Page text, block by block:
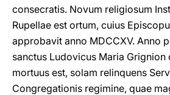
consecratis. Novum religiosum
Rupellae est ortum, cuius
approbavit anno MDCCXV. Anno
sanctus Ludovicus Maria Grignion
mortuus est, solam relinquens
Congregationis regimine, quae